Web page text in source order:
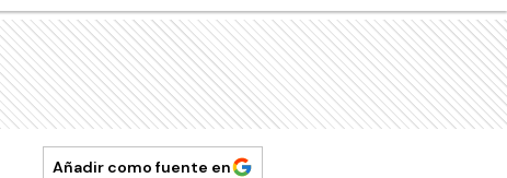
Añadir como fuente en